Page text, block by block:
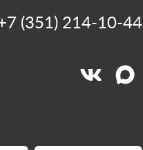
(351) 214-10-44